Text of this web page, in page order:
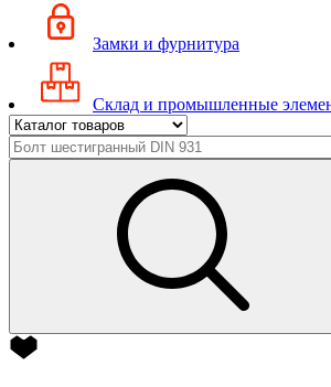
Замки и фурнитура
Склад и промышленные